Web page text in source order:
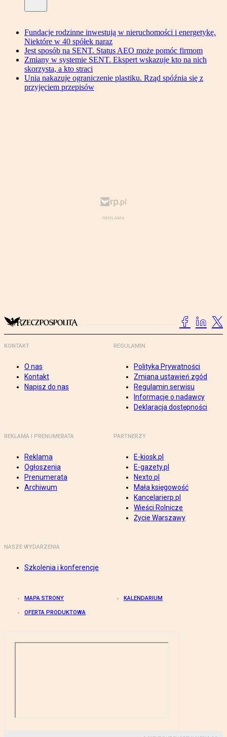
Fundacje rodzinne inwestują w nieruchomości i energetykę.
Niektóre w 40 spółek naraz
Jest sposób na SENT. Status AEO może pomóc firmom
Zmiany w systemie SENT. Ekspert wskazuje kto na nich
skorzysta, a kto straci
Unia nakazuje ograniczenie plastiku. Rząd spóźnia się z
przyjęciem przepisów
KONTAKT
O nas
Kontakt
Napisz do nas
REGULAMIN
Polityka Prywatności
Zmiana ustawień zgód
Regulamin serwisu
Informacje o nadawcy
Deklaracja dostępności
REKLAMA I PRENUMERATA
Reklama
Ogłoszenia
Prenumerata
Archiwum
PARTNERZY
E-kiosk.pl
E-gazety.pl
Nexto.pl
Mała księgowość
Kancelarierp.pl
Wieści Rolnicze
Życie Warszawy
NASZE WYDARZENIA
Szkolenia i konferencje
MAPA STRONY KALENDARIUM
OFERTA PRODUKTOWA